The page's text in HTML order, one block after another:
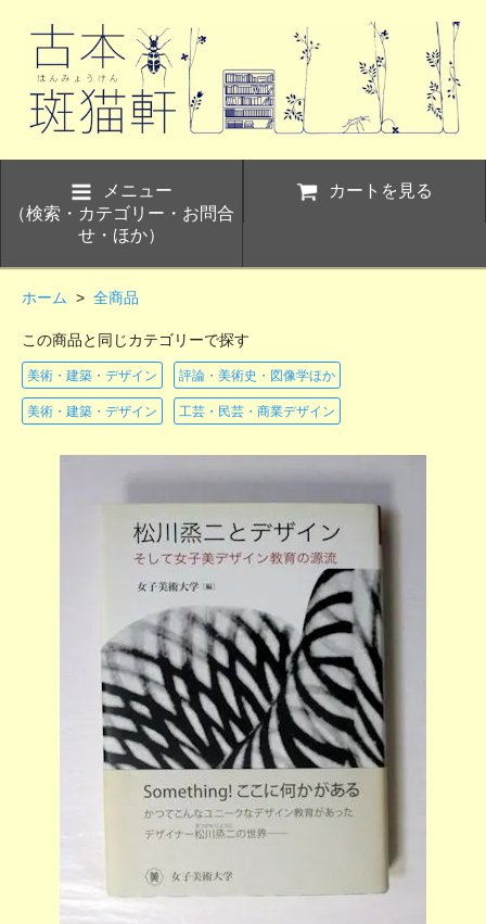
メニュー
（検索・カテゴリー・お問合
せ・ほか）
カートを見る
ホーム > 全商品
この商品と同じカテゴリーで探す
美術・建築・デザイン 評論・美術史・図像学ほか
美術・建築・デザイン 工芸・民芸・商業デザイン